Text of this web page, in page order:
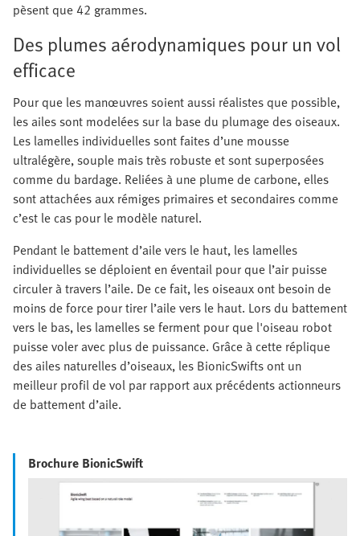
pèsent que 42 grammes.
Des plumes aérodynamiques pour un vol
efficace
Pour que les manœuvres soient aussi réalistes que possible,
les ailes sont modelées sur la base du plumage des oiseaux.
Les lamelles individuelles sont faites d’une mousse
ultralégère, souple mais très robuste et sont superposées
comme du bardage. Reliées à une plume de carbone, elles
sont attachées aux rémiges primaires et secondaires comme
c’est le cas pour le modèle naturel.
Pendant le battement d’aile vers le haut, les lamelles
individuelles se déploient en éventail pour que l’air puisse
circuler à travers l’aile. De ce fait, les oiseaux ont besoin de
moins de force pour tirer l’aile vers le haut. Lors du battement
vers le bas, les lamelles se ferment pour que l'oiseau robot
puisse voler avec plus de puissance. Grâce à cette réplique
des ailes naturelles d’oiseaux, les BionicSwifts ont un
meilleur profil de vol par rapport aux précédents actionneurs
de battement d’aile.
Brochure BionicSwift